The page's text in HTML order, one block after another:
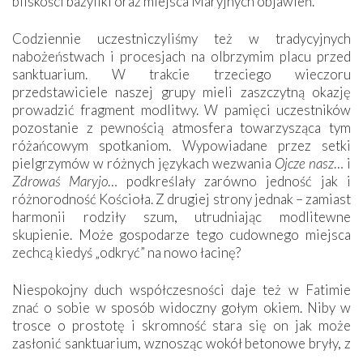
Codziennie uczestniczyliśmy też w tradycyjnych
nabożeństwach i procesjach na olbrzymim placu przed
sanktuarium. W trakcie trzeciego wieczoru
przedstawiciele naszej grupy mieli zaszczytną okazję
prowadzić fragment modlitwy. W pamięci uczestników
pozostanie z pewnością atmosfera towarzysząca tym
różańcowym spotkaniom. Wypowiadane przez setki
pielgrzymów w różnych językach wezwania Ojcze nasz… i
Zdrowaś Maryjo… podkreślały zarówno jedność jak i
różnorodność Kościoła. Z drugiej strony jednak – zamiast
harmonii rodziły szum, utrudniając modlitewne
skupienie. Może gospodarze tego cudownego miejsca
zechcą kiedyś „odkryć” na nowo łacinę?
Niespokojny duch współczesności daje też w Fatimie
znać o sobie w sposób widoczny gołym okiem. Niby w
trosce o prostotę i skromność stara się on jak może
zasłonić sanktuarium, wznosząc wokół betonowe bryły, z